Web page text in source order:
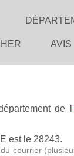
AVIS
de l'
est le 28243.
courrier